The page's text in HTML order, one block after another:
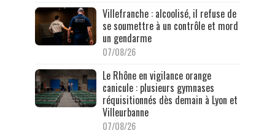
Villefranche : alcoolisé, il refuse de
se soumettre à un contrôle et mord
un gendarme
07/08/26
Le Rhône en vigilance orange
canicule : plusieurs gymnases
réquisitionnés dès demain à Lyon et
Villeurbanne
07/08/26